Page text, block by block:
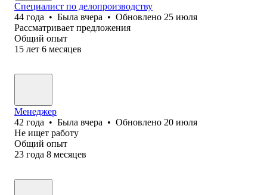
Специалист по делопроизводству
44 года • Была вчера • Обновлено 25 июля
Рассматривает предложения
Общий опыт
15 лет 6 месяцев
Менеджер
42 года • Была вчера • Обновлено 20 июля
Не ищет работу
Общий опыт
23 года 8 месяцев